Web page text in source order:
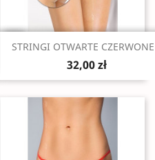
Szybki podgląd
STRINGI OTWARTE
32,00 zł